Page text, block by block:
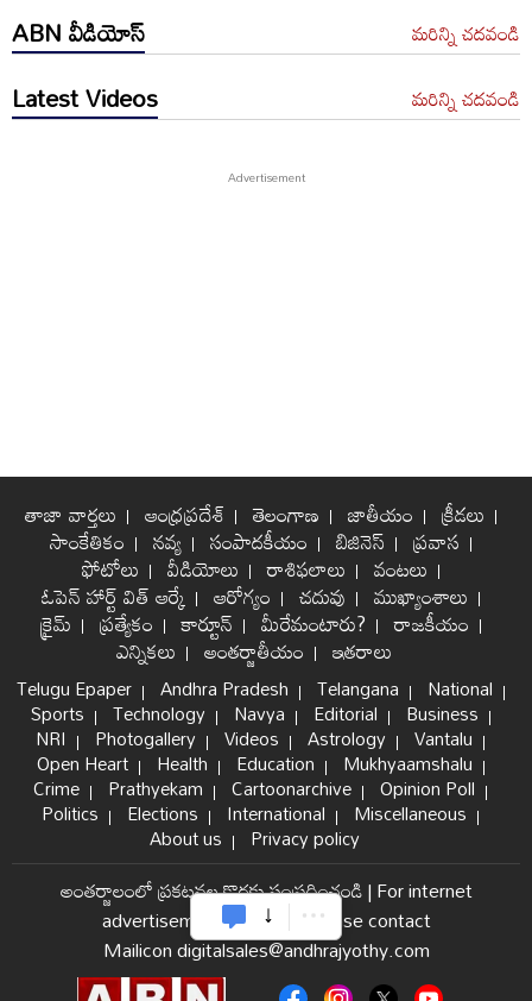
ABN వీడియోస్ మరిన్ని చదవండి
Latest Videos మరిన్ని చదవండి
తాజా వార్తలు ఆంధ్రప్రదేశ్ తెలంగాణ జాతీయం క్రీడలు
సాంకేతికం నవ్య సంపాదకీయం బిజినెస్ ప్రవాస
ఫోటోలు వీడియోలు రాశిఫలాలు వంటలు
ఓపెన్ హార్ట్ విత్ ఆర్కే ఆరోగ్యం చదువు ముఖ్యాంశాలు
క్రైమ్ ప్రత్యేకం కార్టూన్ మీరేమంటారు? రాజకీయం
ఎన్నికలు అంతర్జాతీయం ఇతరాలు
Telugu Epaper Andhra Pradesh Telangana National
Sports Technology Navya Editorial Business
NRI Photogallery Videos Astrology Vantalu
Open Heart Health Education Mukhyaamshalu
Crime Prathyekam Cartoonarchive Opinion Poll
Politics Elections International Miscellaneous
About us Privacy policy
అంతర్జాలంలో ప్రకటనల కొరకు సంప్రదించండి|For internet
advertisement and sales please contact
Mailicon digitalsales@andhrajyothy.com